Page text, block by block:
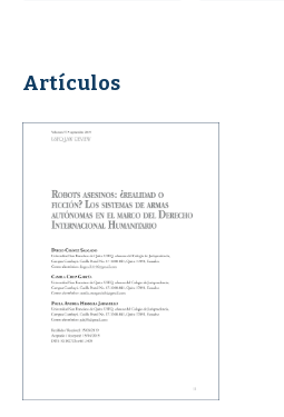
Artículos